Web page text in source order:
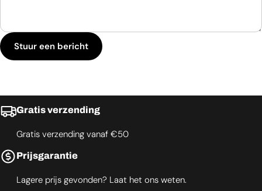
Stuur een bericht
Gratis verzending
Gratis verzending vanaf €50
Prijsgarantie
Lagere prijs gevonden? Laat het ons weten.